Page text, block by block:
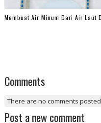
Membuat Air Minum Dari Air Laut
Comments
There are no comments
Post a new comment